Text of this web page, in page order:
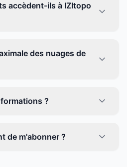
accèdent-ils à IZItopo
des nuages de
?
de m'abonner ?